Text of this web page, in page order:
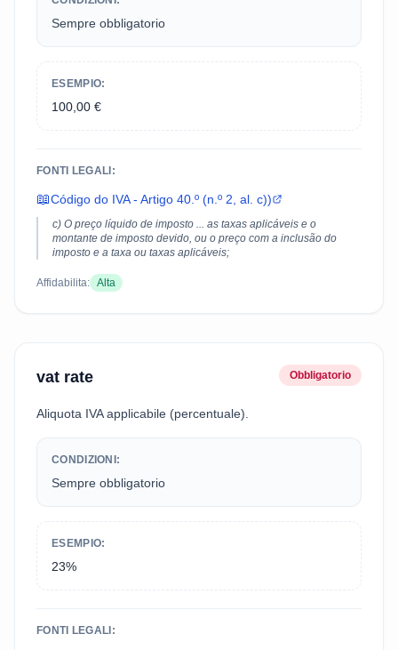
Sempre obbligatorio
ESEMPIO:
100,00 €
FONTI LEGALI:
📖Código do IVA - Artigo 40.º (n.º 2, al. c))
c) O preço líquido de imposto ... as taxas aplicáveis e o
montante de imposto devido, ou o preço com a inclusão do
imposto e a taxa ou taxas aplicáveis;
Affidabilita: Alta
vat rate Obbligatorio
Aliquota IVA applicabile (percentuale).
CONDIZIONI:
Sempre obbligatorio
ESEMPIO:
23%
FONTI LEGALI: